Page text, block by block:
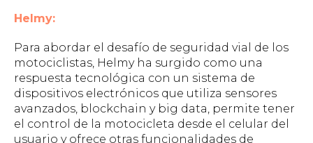
Helmy:
Para abordar el desafío de seguridad vial de los
motociclistas, Helmy ha surgido como una
respuesta tecnológica con un sistema de
dispositivos electrónicos que utiliza sensores
avanzados, blockchain y big data, permite tener
el control de la motocicleta desde el celular del
usuario y ofrece otras funcionalidades de